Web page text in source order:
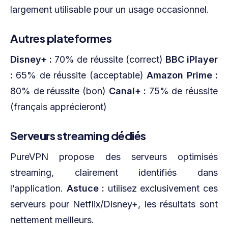
largement utilisable pour un usage occasionnel.
Autres plateformes
Disney+ : 70% de réussite (correct) BBC iPlayer
: 65% de réussite (acceptable)Amazon Prime :
80% de réussite (bon) Canal+ : 75% de réussite
(français apprécieront)
Serveurs streaming dédiés
PureVPN propose des serveurs optimisés
streaming, clairement identifiés dans
l’application. Astuce : utilisez exclusivement ces
serveurs pour Netflix/Disney+, les résultats sont
nettement meilleurs.